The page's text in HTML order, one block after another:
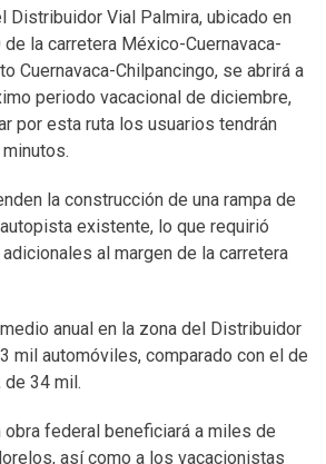
Distribuidor Vial Palmira, ubicado en
la carretera México-Cuernavaca-
Cuernavaca-Chilpancingo, se abrirá a
periodo vacacional de diciembre,
por esta ruta los usuarios tendrán
la construcción de una rampa de
existente, lo que requirió
al margen de la carretera
anual en la zona del Distribuidor
mil automóviles, comparado con el de
de 34 mil.
federal beneficiará a miles de
así como a los vacacionistas